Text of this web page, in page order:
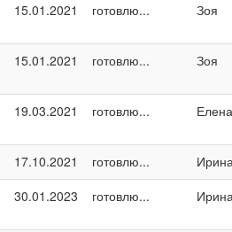
15.01.2021 готовлю... Зоя
15.01.2021 готовлю... Зоя
19.03.2021 готовлю...
17.10.2021 готовлю...
30.01.2023 готовлю...